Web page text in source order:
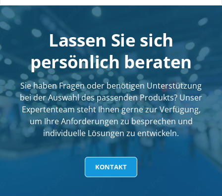
Lassen Sie sich
persönlich beraten
Sie haben Fragen oder benötigen Unterstützung
bei der Auswahl des passenden Produkts? Unser
Expertenteam steht Ihnen gerne zur Verfügung,
um Ihre Anforderungen zu besprechen und
individuelle Lösungen zu entwickeln.
KONTAKT